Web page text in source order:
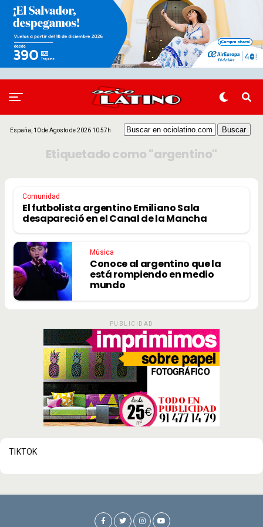
España, 10 de Agosto de 2026 10:57h
Etiquetado como "argentino"
Comunidad
El futbolista argentino Emiliano Sala
desapareció en el Canal de la Mancha
Música
Conoce al argentino que la
está rompiendo en medio
mundo
PUBLICIDAD
TIKTOK